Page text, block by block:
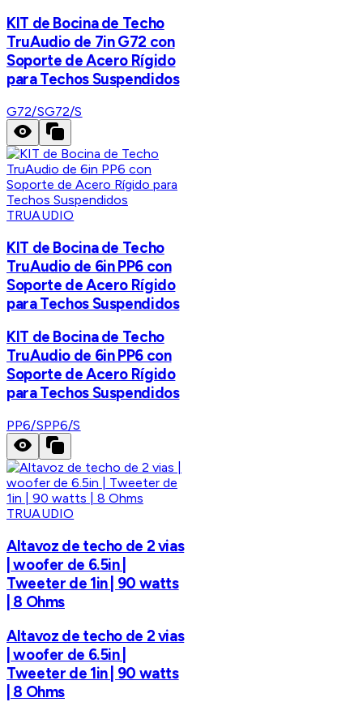
KIT de Bocina de Techo
TruAudio de 7in G72 con
Soporte de Acero Rígido
para Techos Suspendidos
G72/SG72/S
TRUAUDIO
KIT de Bocina de Techo
TruAudio de 6in PP6 con
Soporte de Acero Rígido
para Techos Suspendidos
KIT de Bocina de Techo
TruAudio de 6in PP6 con
Soporte de Acero Rígido
para Techos Suspendidos
PP6/SPP6/S
TRUAUDIO
Altavoz de techo de 2 vias
| woofer de 6.5in |
Tweeter de 1in | 90 watts
| 8 Ohms
Altavoz de techo de 2 vias
| woofer de 6.5in |
Tweeter de 1in | 90 watts
| 8 Ohms